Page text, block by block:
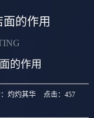
的作用
的作用
灼灼其华 点击：457